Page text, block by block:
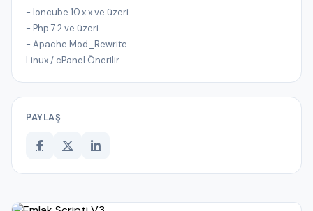
- Ioncube 10.x.x ve üzeri.
- Php 7.2 ve üzeri.
- Apache Mod_Rewrite
Linux / cPanel Önerilir.
PAYLAŞ